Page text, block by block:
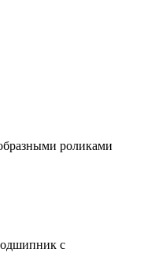
роликами
с